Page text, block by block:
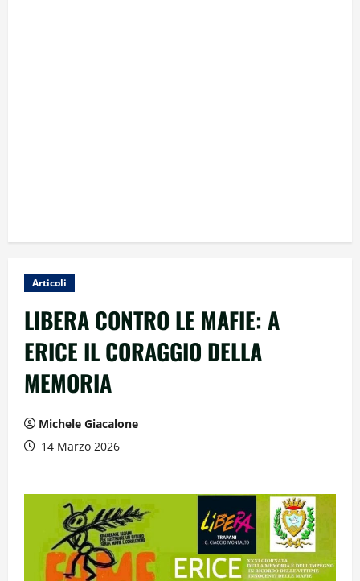
Articoli
LIBERA CONTRO LE MAFIE: A
ERICE IL CORAGGIO DELLA
MEMORIA
Michele Giacalone
14 Marzo 2026